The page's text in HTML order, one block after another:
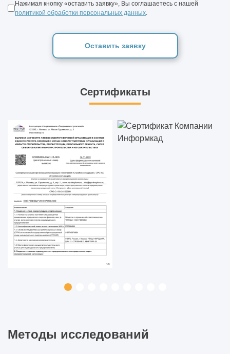
Нажимая кнопку «оставить заявку», Вы соглашаетесь с нашей
политикой обработки персональных данных
Оставить заявку
Сертификаты
Методы исследований